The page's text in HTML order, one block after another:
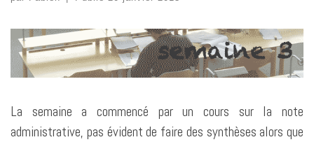
La semaine a commencé par un cours sur la note
administrative, pas évident de faire des synthèses alors que